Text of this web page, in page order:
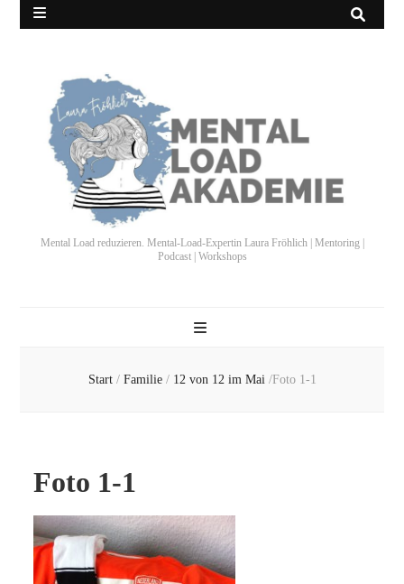
Mental Load reduzieren. Mental-Load-Expertin Laura Fröhlich | Mentoring |
Podcast | Workshops
Start / Familie / 12 von 12 im Mai /Foto 1-1
Foto 1-1